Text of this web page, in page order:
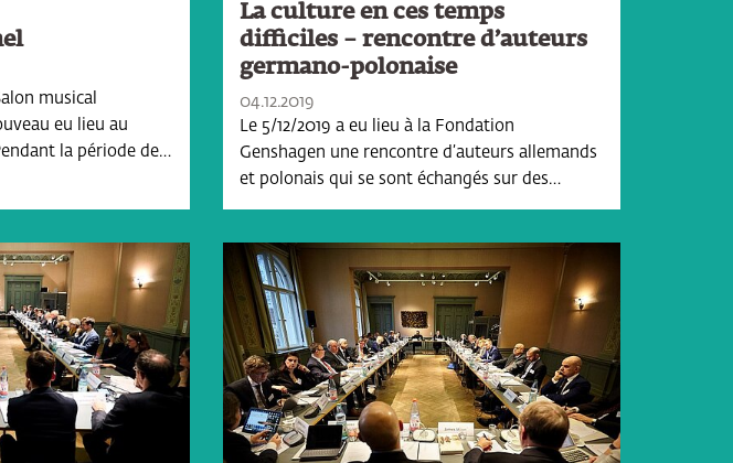
musical
eu lieu au
la période de…
La culture en ces temps
difficiles – rencontre d’auteurs
germano-polonaise
04.12.2019
Le 5/12/2019 a eu lieu à la Fondation
Genshagen une rencontre d’auteurs allemands
et polonais qui se sont échangés sur des…